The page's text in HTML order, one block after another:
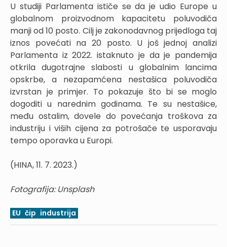
U studiji Parlamenta ističe se da je udio Europe u
globalnom proizvodnom kapacitetu poluvodiča
manji od 10 posto. Cilj je zakonodavnog prijedloga taj
iznos povećati na 20 posto. U još jednoj analizi
Parlamenta iz 2022. istaknuto je da je pandemija
otkrila dugotrajne slabosti u globalnim lancima
opskrbe, a nezapamćena nestašica poluvodiča
izvrstan je primjer. To pokazuje što bi se moglo
dogoditi u narednim godinama. Te su nestašice,
među ostalim, dovele do povećanja troškova za
industriju i viših cijena za potrošače te usporavaju
tempo oporavka u Europi.
(HINA, 11. 7. 2023.)
Fotografija: Unsplash
EU čip industrija